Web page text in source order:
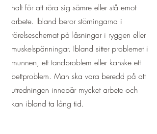
halt för att röra sig sämre eller stå emot
arbete. Ibland beror störningarna i
rörelseschemat på låsningar i ryggen eller
muskelspänningar. Ibland sitter problemet i
munnen, ett tandproblem eller kanske ett
bettproblem. Man ska vara beredd på att
utredningen innebär mycket arbete och
kan ibland ta lång tid.